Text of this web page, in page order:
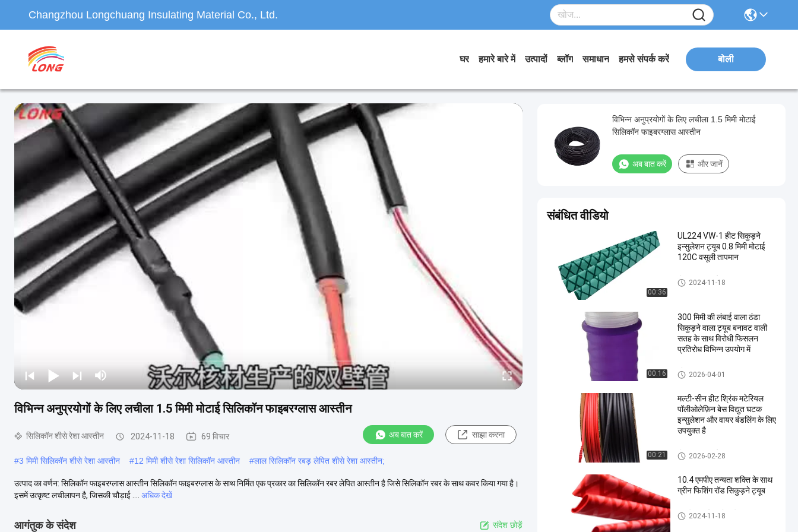
Changzhou Longchuang Insulating Material Co., Ltd.
घर हमारे बारे में उत्पादों ब्लॉग समाधान हमसे संपर्क करें बोली
विभिन्न अनुप्रयोगों के लिए लचीला 1.5 मिमी मोटाई सिलिकॉन फाइबरग्लास आस्तीन
सिलिकॉन शीसे रेशा आस्तीन 2024-11-18 69 विचार अब बात करें साझा करना
#3 मिमी सिलिकॉन शीसे रेशा आस्तीन #12 मिमी शीसे रेशा सिलिकॉन आस्तीन #लाल सिलिकॉन रबड़ लेपित शीसे रेशा आस्तीन;
उत्पाद का वर्णन: सिलिकॉन फाइबरग्लास आस्तीन सिलिकॉन फाइबरग्लास के साथ निर्मित एक प्रकार का सिलिकॉन रबर लेपित आस्तीन है जिसे सिलिकॉन रबर के साथ कवर किया गया है।
इसमें उत्कृष्ट लचीलापन है, जिसकी चौड़ाई ....
अधिक देखें
आगंतुक के संदेश संदेश छोड़ें
विभिन्न अनुप्रयोगों के लिए लचीला 1.5 मिमी मोटाई
सिलिकॉन फाइबरग्लास आस्तीन
अब बात करें और जानें
संबंधित वीडियो
00:36
UL224 VW-1 हीट सिकुड़ने
इन्सुलेशन ट्यूब 0.8 मिमी मोटाई
120C वसूली तापमान
हीट हटना इन्सुलेशन ट्यूब
2024-11-18
00:16
300 मिमी की लंबाई वाला ठंडा
सिकुड़ने वाला ट्यूब बनावट वाली
सतह के साथ विरोधी फिसलन
प्रतिरोध विभिन्न उपयोग में
शीत हटना ट्यूब
2026-04-01
00:21
मल्टी-सीन हीट श्रिंक मटेरियल
पॉलीओलेफ़िन बेस विद्युत घटक
इन्सुलेशन और वायर बंडलिंग के लिए
उपयुक्त है
हीट हटना इन्सुलेशन ट्यूब
2026-02-28
10.4 एमपीए तन्यता शक्ति के साथ
ग्रीन फिशिंग रॉड सिकुड़ने ट्यूब
मछली पकड़ने वाली छड़ी हटना ट्यूब
2024-11-18